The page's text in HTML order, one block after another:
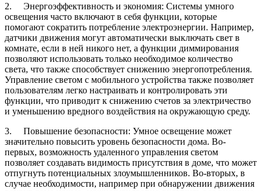
2. Энергоэффективность и экономия: Системы умного
освещения часто включают в себя функции, которые
помогают сократить потребление электроэнергии. Например,
датчики движения могут автоматически выключать свет в
комнате, если в ней никого нет, а функции диммирования
позволяют использовать только необходимое количество
света, что также способствует снижению энергопотребления.
Управление светом с мобильного устройства также позволяет
пользователям легко настраивать и контролировать эти
функции, что приводит к снижению счетов за электричество
и уменьшению вредного воздействия на окружающую среду.
3. Повышение безопасности: Умное освещение может
значительно повысить уровень безопасности дома. Во-
первых, возможность удаленного управления светом
позволяет создавать видимость присутствия в доме, что может
отпугнуть потенциальных злоумышленников. Во-вторых, в
случае необходимости, например при обнаружении движения